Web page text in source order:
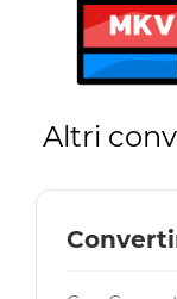
Altri